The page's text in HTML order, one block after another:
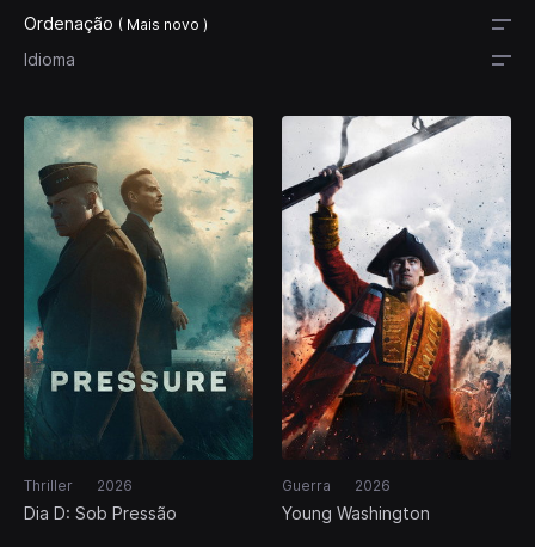
Ordenação ( Mais novo )
Idioma
Thriller 2026
Dia D: Sob Pressão
Guerra 2026
Young Washington